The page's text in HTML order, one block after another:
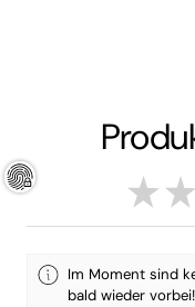
★ ★
Im Moment sind
bald wieder vorbei!